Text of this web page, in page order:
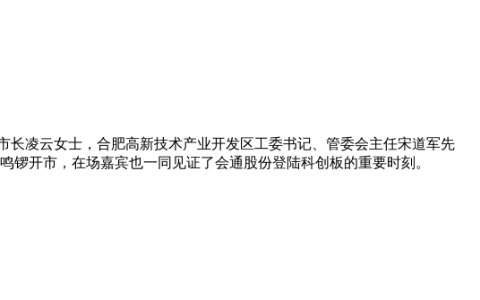
长凌云女士，合肥高新技术产业开发区工委书记、管委会主任宋道军先
开市，在场嘉宾也一同见证了会通股份登陆科创板的重要时刻。